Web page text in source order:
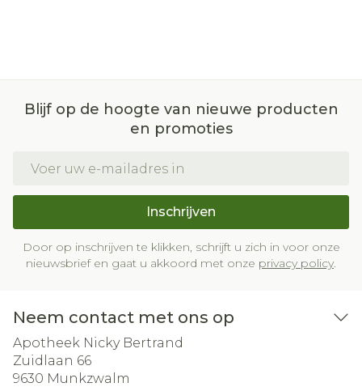
Blijf op de hoogte van nieuwe producten
en promoties
Inschrijven
Door op inschrijven te klikken, schrijft u zich in voor onze
nieuwsbrief en gaat u akkoord met onze privacy policy.
Neem contact met ons op
Apotheek Nicky Bertrand
Zuidlaan 66
9630 Munkzwalm